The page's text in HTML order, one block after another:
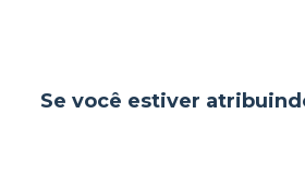
Se você estiver